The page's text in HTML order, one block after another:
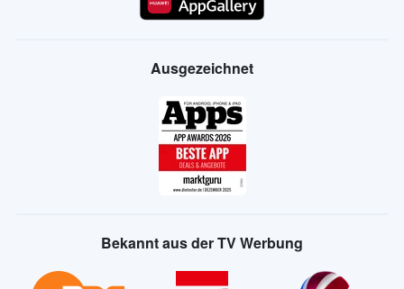
Ausgezeichnet
Bekannt aus der TV Werbung